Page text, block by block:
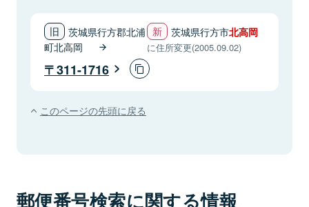
茨城県行方郡北浦
町北高岡
茨城県行方市北高岡
に住所変更(2005.09.02)
311-1716
このページの先頭に戻る
郵便番号検索に関する情報